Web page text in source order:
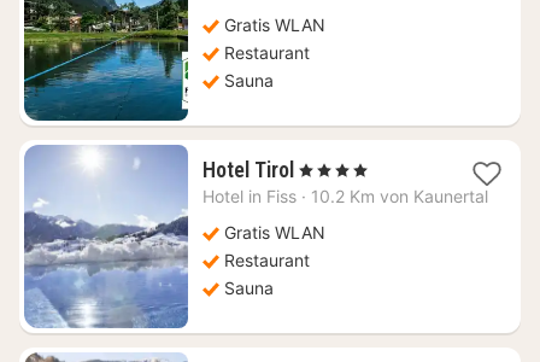
Gratis WLAN
Restaurant
Sauna
Hotel Tirol 1
Nacht
226,20
€
, 4 Sterne
Hotel in Fiss · 10.2 Km von Kaunertal
Gratis WLAN
Restaurant
Sauna